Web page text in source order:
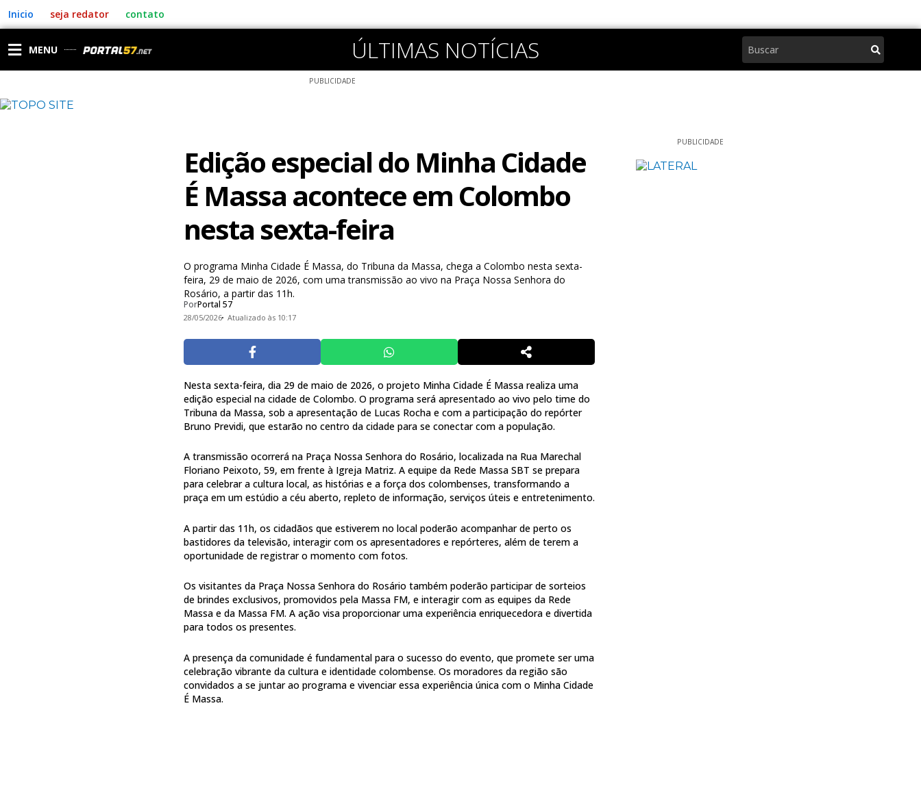
para
o
conteúdo
Inicio seja redator contato
MENU ÚLTIMAS NOTÍCIAS Pesquisar
PUBLICIDADE
Edição especial do Minha Cidade
É Massa acontece em Colombo
nesta sexta-feira
O programa Minha Cidade É Massa, do Tribuna da Massa, chega a Colombo nesta sexta-
feira, 29 de maio de 2026, com uma transmissão ao vivo na Praça Nossa Senhora do
Rosário, a partir das 11h.
PorPortal 57
28/05/2026 Atualizado às 10:17
Nesta sexta-feira, dia 29 de maio de 2026, o projeto Minha Cidade É Massa realiza uma
edição especial na cidade de Colombo. O programa será apresentado ao vivo pelo time do
Tribuna da Massa, sob a apresentação de Lucas Rocha e com a participação do repórter
Bruno Previdi, que estarão no centro da cidade para se conectar com a população.
A transmissão ocorrerá na Praça Nossa Senhora do Rosário, localizada na Rua Marechal
Floriano Peixoto, 59, em frente à Igreja Matriz. A equipe da Rede Massa SBT se prepara
para celebrar a cultura local, as histórias e a força dos colombenses, transformando a
praça em um estúdio a céu aberto, repleto de informação, serviços úteis e entretenimento.
A partir das 11h, os cidadãos que estiverem no local poderão acompanhar de perto os
bastidores da televisão, interagir com os apresentadores e repórteres, além de terem a
oportunidade de registrar o momento com fotos.
Os visitantes da Praça Nossa Senhora do Rosário também poderão participar de sorteios
de brindes exclusivos, promovidos pela Massa FM, e interagir com as equipes da Rede
Massa e da Massa FM. A ação visa proporcionar uma experiência enriquecedora e divertida
para todos os presentes.
A presença da comunidade é fundamental para o sucesso do evento, que promete ser uma
celebração vibrante da cultura e identidade colombense. Os moradores da região são
convidados a se juntar ao programa e vivenciar essa experiência única com o Minha Cidade
É Massa.
PUBLICIDADE